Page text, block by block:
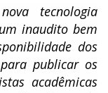
tecnologia
inaudito bem
dos
publicar os
acadêmicas